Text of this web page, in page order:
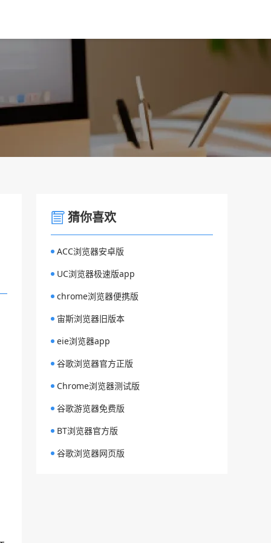
猜你喜欢
ACC浏览器安卓版
UC浏览器极速版app
chrome浏览器便携版
宙斯浏览器旧版本
eie浏览器app
谷歌浏览器官方正版
Chrome浏览器测试版
谷歌游览器免费版
BT浏览器官方版
谷歌浏览器网页版